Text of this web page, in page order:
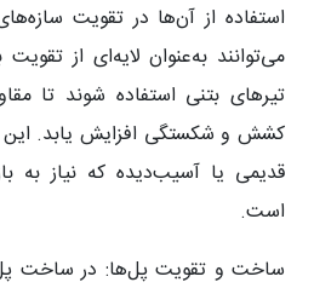
استفاده از آن‌ها در تقویت
می‌توانند به‌عنوان لایه‌ای از تقویت
تیرهای بتنی استفاده شوند تا
کشش و شکستگی افزایش یابد. این
قدیمی یا آسیب‌دیده که نیاز به
است.
ساخت و تقویت پل‌ها: در ساخت